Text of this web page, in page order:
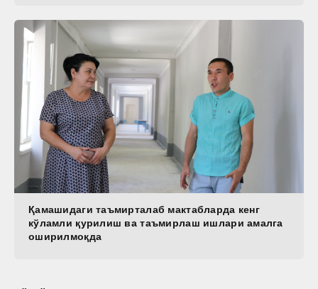
Қамашидаги таъмирталаб мактабларда кенг
кўламли қурилиш ва таъмирлаш ишлари амалга
оширилмоқда